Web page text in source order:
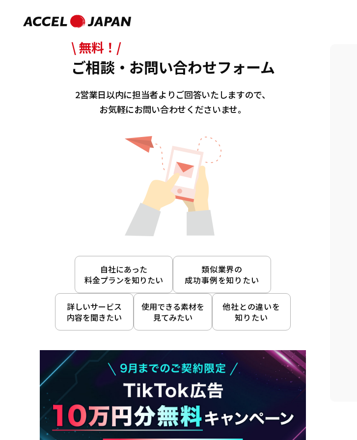
\ 無料！/
ご相談・お問い合わせフォーム
2営業日以内に担当者よりご回答いたしますので、
お気軽にお問い合わせくださいませ。
自社にあった
料金プランを知りたい
類似業界の
成功事例を知りたい
詳しいサービス
内容を聞きたい
使用できる素材を
見てみたい
他社との違いを
知りたい